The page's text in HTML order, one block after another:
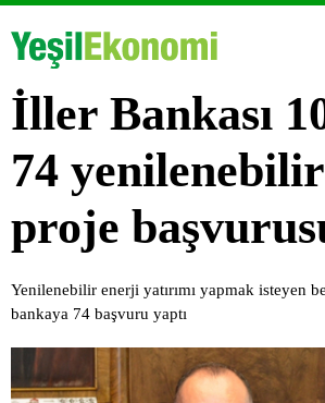
İller Bankası
74
proje
Yenilenebilir enerji yatırımı yapmak isteyen
bankaya 74 başvuru yaptı